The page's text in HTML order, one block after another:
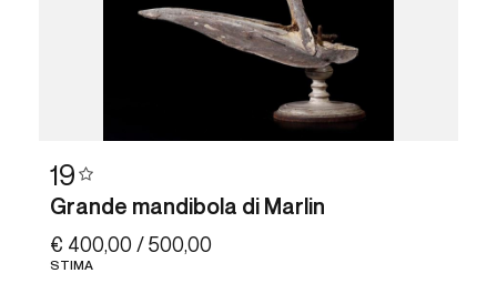
19
Grande mandibola di Marlin
€ 400,00 / 500,00
STIMA